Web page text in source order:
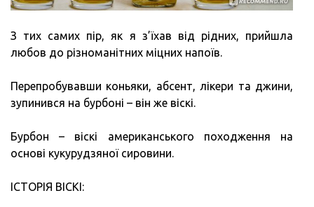
З тих самих пір, як я з’їхав від рідних, прийшла
любов до різноманітних міцних напоїв.
Перепробувавши коньяки, абсент, лікери та джини,
зупинився на бурбоні – він же віскі.
Бурбон – віскі американського походження на
основі кукурудзяної сировини.
ІСТОРІЯ ВІСКІ: